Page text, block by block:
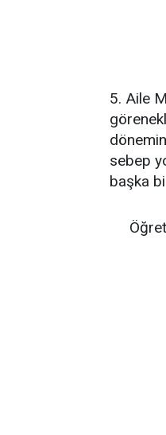
5. Aile
sebep
başka